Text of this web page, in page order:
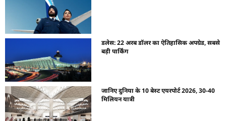
डलेस: 22 अरब डॉलर का ऐतिहासिक अपग्रेड, सबसे
बड़ी पार्किंग
जानिए दुनिया के 10 बेस्ट एयरपोर्ट 2026, 30-40
मिलियन यात्री